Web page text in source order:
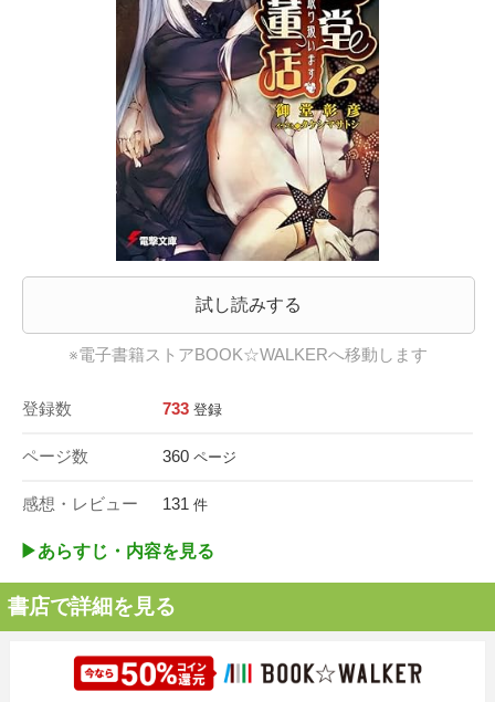
試し読みする
※電子書籍ストアBOOK☆WALKERへ移動します
登録数 733 登録
ページ数 360 ページ
感想・レビュー 131 件
▶︎あらすじ・内容を見る
書店で詳細を見る